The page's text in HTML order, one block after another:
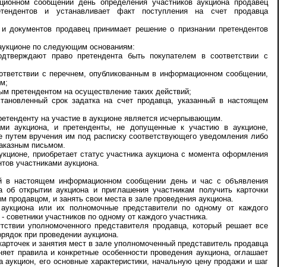
сообщении день определения участников аукциона продавец
и устанавливает факт поступления на счет продавца
продавец принимает решение о признании претендентов
по следующим основаниям:
право претендента быть покупателем в соответствии с
с перечнем, опубликованным в информационном сообщении,
на осуществление таких действий;
срок задатка на счет продавца, указанный в настоящем
на участие в аукционе является исчерпывающим.
аукциона, и претенденты, не допущенные к участию в аукционе,
вручения им под расписку соответствующего уведомления либо
письмом.
приобретает статус участника аукциона с момента оформления
участниками аукциона.
настоящем информационном сообщении день и час с объявления
открытии аукциона и приглашения участникам получить карточки
продавцом, и занять свои места в зале проведения аукциона.
или их полномочные представители по одному от каждого
участников по одному от каждого участника.
уполномоченного представителя продавца, который решает все
при проведении аукциона.
и занятия мест в зале уполномоченный представитель продавца
правила и конкретные особенности проведения аукциона, оглашает
его основные характеристики, начальную цену продажи и шаг